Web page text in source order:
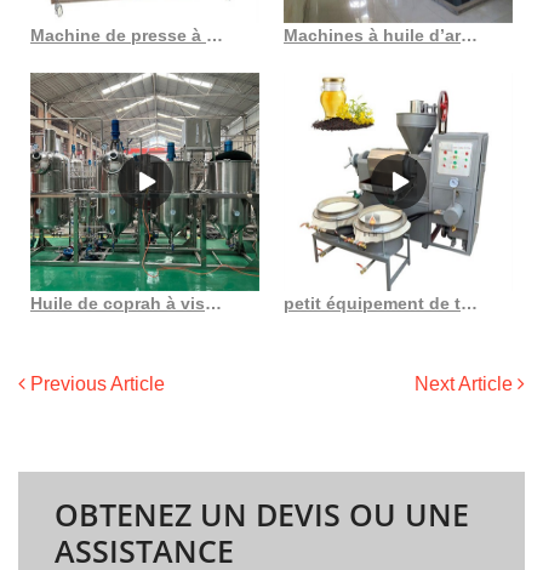
Machine de presse à huile d’extrudeuse d’huile de presse-huile de rendement élevé au Togo Machines à huile d’arachide et à huile d’arachide, technologie des machines à huile au Bénin
Huile de coprah à vis intégrée de haute qualité du fabricant chinois petit équipement de traitement de l’huile acheter une presse à huile de graines végétales au Gabon
Previous Article Next Article
OBTENEZ UN DEVIS OU UNE
ASSISTANCE